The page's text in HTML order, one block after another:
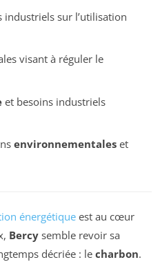
industriels sur l’utilisation
visant à réguler le
et besoins industriels
environnementaleset
énergétique est au cœur
Bercy semble revoir sa
décriée : le charbon.